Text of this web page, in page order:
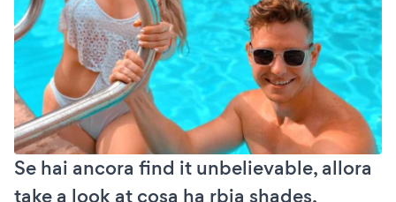
Se hai ancora find it unbelievable, allora
take a look at cosa ha rbia shades,